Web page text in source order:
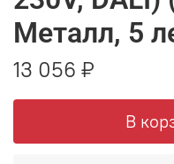
Металл, 5
13 056 ₽
В